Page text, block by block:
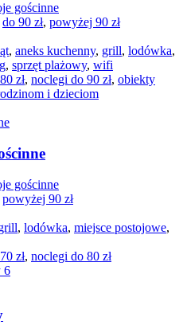
gościnne
do 90 zł, powyżej 90 zł
, aneks kuchenny, grill, lodówka,
, sprzęt plażowy, wifi
zł, noclegi do 90 zł, obiekty
i dzieciom
gościnne
powyżej 90 zł
, lodówka, miejsce postojowe,
zł, noclegi do 80 zł
6